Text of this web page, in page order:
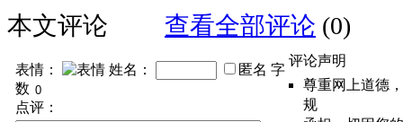
本文评论 查看全部评论 (0)
表情： 姓名： 匿名 字
数
点评：
评论声明
尊重网上道德
规